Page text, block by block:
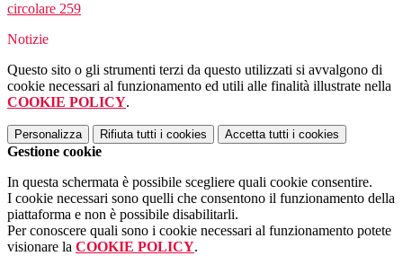
circolare 259
Notizie
Questo sito o gli strumenti terzi da questo utilizzati si avvalgono di
cookie necessari al funzionamento ed utili alle finalità illustrate nella
COOKIE POLICY.
Personalizza Rifiuta tutti i cookies Accetta tutti i cookies
Gestione cookie
In questa schermata è possibile scegliere quali cookie consentire.
I cookie necessari sono quelli che consentono il funzionamento della
piattaforma e non è possibile disabilitarli.
Per conoscere quali sono i cookie necessari al funzionamento potete
visionare la COOKIE POLICY.